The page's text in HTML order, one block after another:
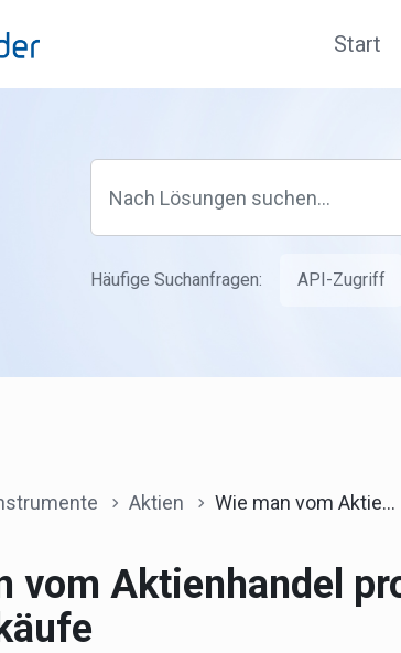
Start
Häufige Suchanfragen: API-Zugriff
Aktien Wie man vom Aktienhandel profitieren kann: Leerverkäufe
vom Aktienhandel